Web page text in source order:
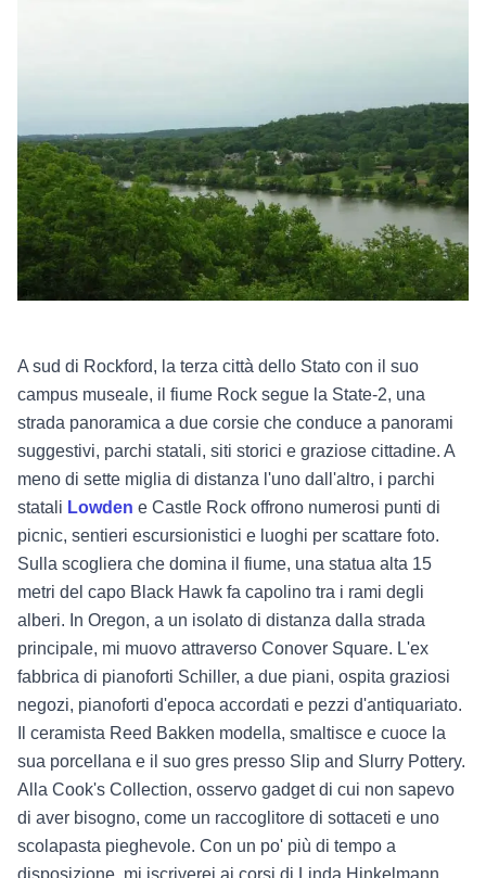
A sud di Rockford, la terza città dello Stato con il suo
campus museale, il fiume Rock segue la State-2, una
strada panoramica a due corsie che conduce a panorami
suggestivi, parchi statali, siti storici e graziose cittadine. A
meno di sette miglia di distanza l'uno dall'altro, i parchi
statali Lowden e Castle Rock offrono numerosi punti di
picnic, sentieri escursionistici e luoghi per scattare foto.
Sulla scogliera che domina il fiume, una statua alta 15
metri del capo Black Hawk fa capolino tra i rami degli
alberi. In Oregon, a un isolato di distanza dalla strada
principale, mi muovo attraverso Conover Square. L'ex
fabbrica di pianoforti Schiller, a due piani, ospita graziosi
negozi, pianoforti d'epoca accordati e pezzi d'antiquariato.
Il ceramista Reed Bakken modella, smaltisce e cuoce la
sua porcellana e il suo gres presso Slip and Slurry Pottery.
Alla Cook's Collection, osservo gadget di cui non sapevo
di aver bisogno, come un raccoglitore di sottaceti e uno
scolapasta pieghevole. Con un po' più di tempo a
disposizione, mi iscriverei ai corsi di Linda Hinkelmann,